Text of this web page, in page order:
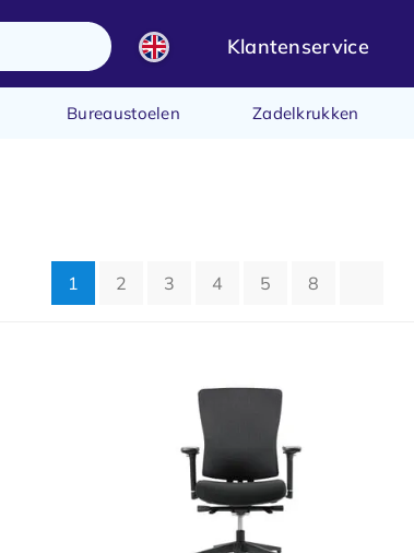
Klantenservice
Bureaustoelen Zadelkrukken
1 2 3 4 5 8